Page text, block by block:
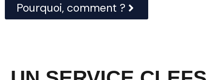
Pourquoi, comment ?